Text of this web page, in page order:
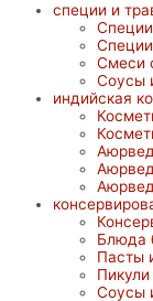
специи и
Смеси
Соусы
индийская
Блюда
Пасты
Пикули
Соусы